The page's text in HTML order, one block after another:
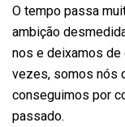
O tempo passa
ambição
nos e deixamos de
vezes, somos nós
conseguimos por
passado.